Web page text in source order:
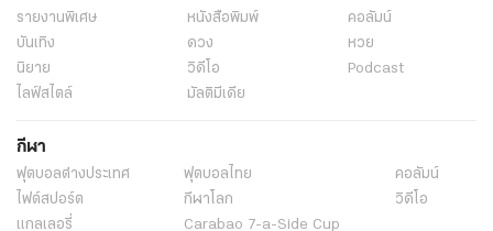
รายงานพิเศษ หนังสือพิมพ์
คอลัมน์
บันเทิง
ดวง
หวย
นิยาย
วิดีโอ
Podcast
ไลฟ์สไตล์
มัลติมีเดีย
กีฬา
ฟุตบอลต่่างประเทศ ฟุตบอลไทย
คอลัมน์
ไฟต์สปอร์ต
กีฬาโลก
วิดีโอ
แกลเลอรี่
Carabao 7-a-Side Cup